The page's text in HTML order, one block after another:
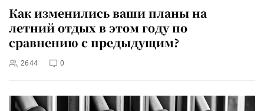
Как изменились ваши планы на
летний отдых в этом году по
сравнению с предыдущим?
2644 0